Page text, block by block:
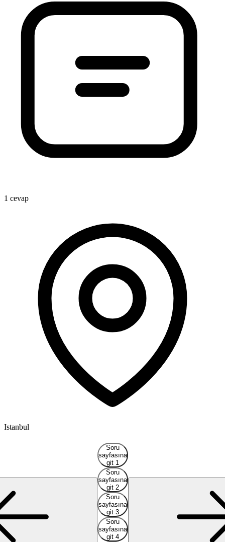
1 cevap
Istanbul
Soru
sayfasına
git 1
Soru
sayfasına
git 2
Soru
sayfasına
git 3
Soru
sayfasına
git 4